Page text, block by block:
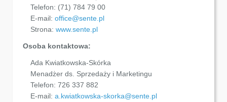
Telefon: (71) 784 79 00
E-mail: office@sente.pl
Strona: www.sente.pl
Osoba kontaktowa:
Ada Kwiatkowska-Skórka
Menadżer ds. Sprzedaży i Marketingu
Telefon: 726 337 882
E-mail: a.kwiatkowska-skorka@sente.pl